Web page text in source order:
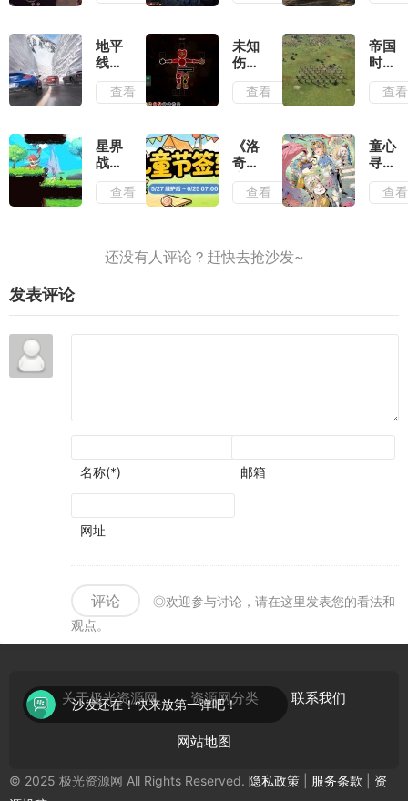
间穿
梭找
到合
适的
位置
提供
非常
多的
构筑
流派
评：
大体
玩法
不变
的情
增强
了视
觉表
地平
线6
测
评：
厚到
几乎
无法
忽视
查看
未知
伤亡
测
评：
经是
拼尽
全力
查看
帝国
时代
4岳
飞传
战役
叙事
和历
史氛
围可
查看
星界
战士
测
评：
神作
查看
《洛
奇》
童趣
到活
查看
童心
寻趣
《第
五人
查看
发表评论
名称(*) 邮箱
网址
评论
◎欢迎参与讨论，请在这里发表您的看法和
观点。
关于极光资源网 资源网分类 联系我们
网站地图
© 2025 极光资源网 All Rights Reserved. 隐私政策 服务条款
资
发还在！快来放第一弹吧！